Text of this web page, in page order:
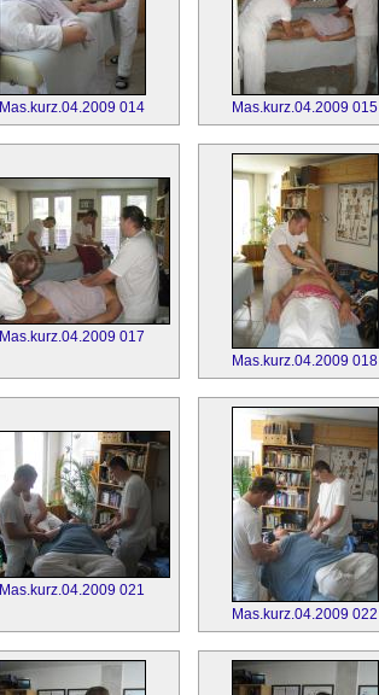
Mas.kurz.04.2009 014 Mas.kurz.04.2009 015
Mas.kurz.04.2009 017
Mas.kurz.04.2009 018
Mas.kurz.04.2009 021
Mas.kurz.04.2009 022